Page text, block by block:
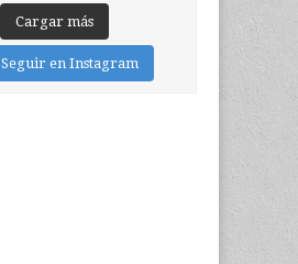
Cargar más
Seguir en Instagram